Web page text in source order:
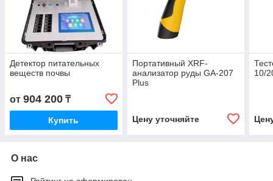
Детектор питательных
веществ почвы
от 904 200 ₸
Купить
Портативный XRF-
анализатор руды GA-207
Plus
Цену уточняйте
10/
О нас